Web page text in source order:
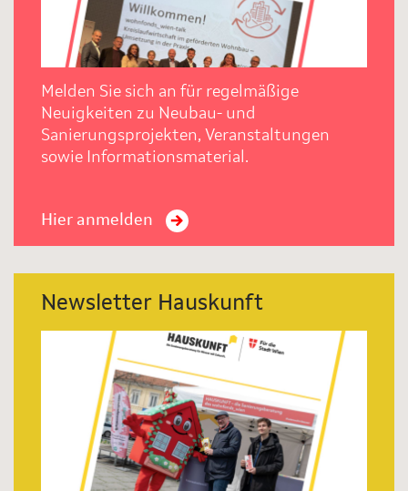
Melden Sie sich an für regelmäßige
Neuigkeiten zu Neubau- und
Sanierungsprojekten, Veranstaltungen
sowie Informationsmaterial.
Hier anmelden
Newsletter Hauskunft